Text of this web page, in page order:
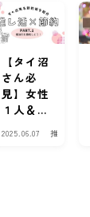
に？タイ
BLドラ
マ出演俳
優が多く
所属する
集団を解
説
俳
優
【タイ沼
さん必
見】女性
１人＆初
安心！快
2025.06.07
推